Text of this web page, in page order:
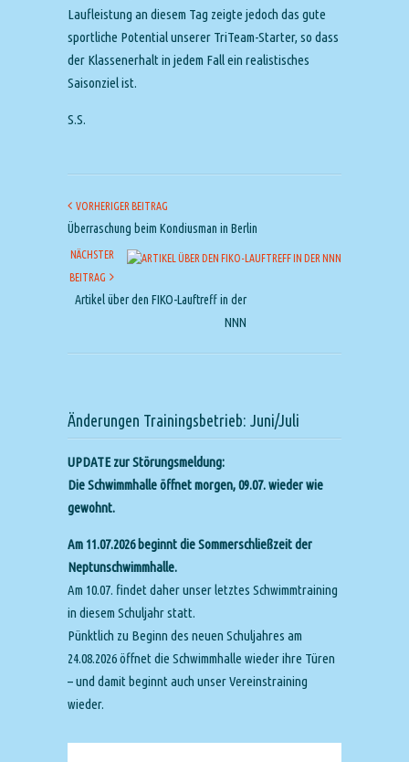
Laufleistung an diesem Tag zeigte jedoch das gute
sportliche Potential unserer TriTeam-Starter, so dass
der Klassenerhalt in jedem Fall ein realistisches
Saisonziel ist.
S.S.
VORHERIGER BEITRAG
Überraschung beim Kondiusman in Berlin
NÄCHSTER
BEITRAG
Artikel über den FIKO-Lauftreff in der
NNN
Änderungen Trainingsbetrieb: Juni/Juli
UPDATE zur Störungsmeldung:
Die Schwimmhalle öffnet morgen, 09.07. wieder wie
gewohnt.
Am 11.07.2026 beginnt die Sommerschließzeit der
Neptunschwimmhalle.
Am 10.07. findet daher unser letztes Schwimmtraining
in diesem Schuljahr statt.
Pünktlich zu Beginn des neuen Schuljahres am
24.08.2026 öffnet die Schwimmhalle wieder ihre Türen
– und damit beginnt auch unser Vereinstraining
wieder.